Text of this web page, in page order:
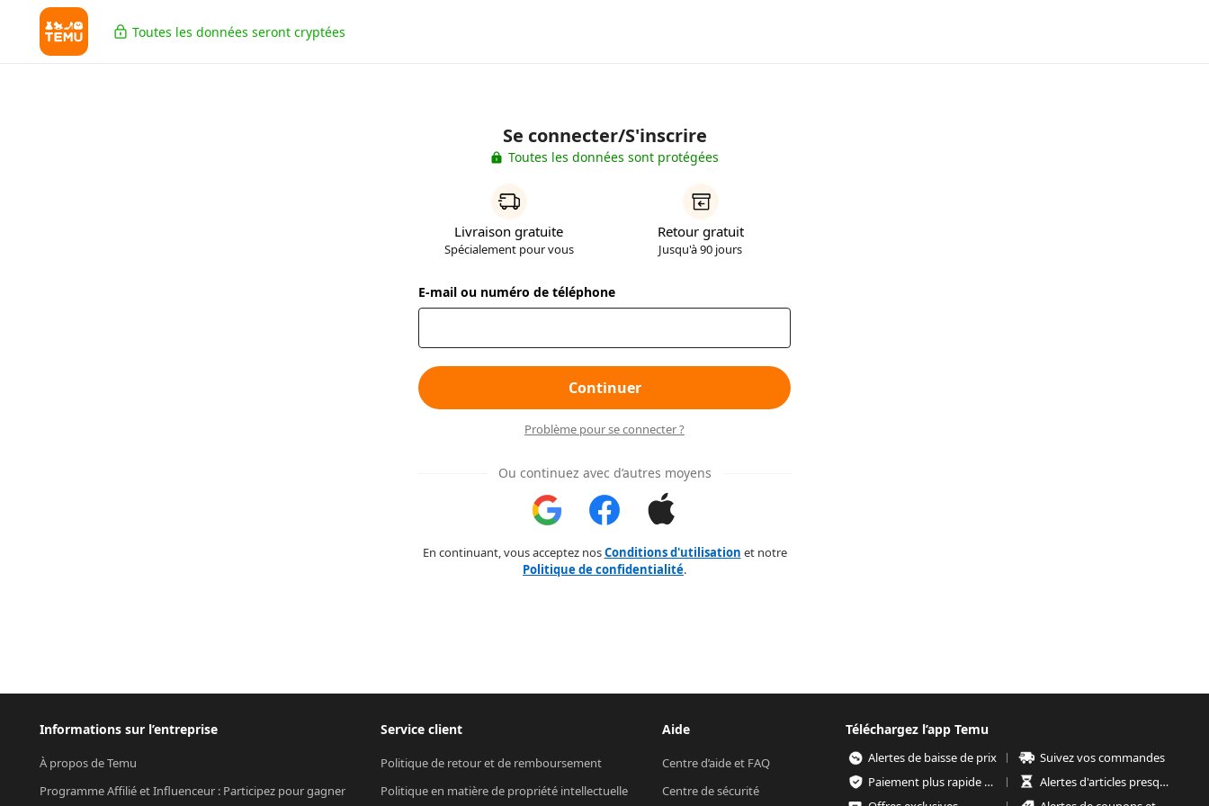
Toutes les données seront cryptées
Se connecter/S'inscrire
Toutes les données sont protégées
Livraison gratuite
Spécialement pour vous
Retour gratuit
Jusqu'à 90 jours
E-mail ou numéro de téléphone
Continuer
Problème pour se connecter ?
Ou continuez avec d’autres moyens
En continuant, vous acceptez nosConditions d'utilisation et notre
Politique de confidentialité.
Informations sur l’entreprise
À propos de Temu
Programme Affilié et Influenceur : Participez pour gagner
Service client
Politique de retour et de remboursement
Politique en matière de propriété intellectuelle
Aide
Centre d’aide et FAQ
Centre de sécurité
Téléchargez l’app Temu
Alertes de baisse de prix
Suivez vos commandes
Paiement plus rapide et plus sécurisé
Alertes d'articles presque épuisés